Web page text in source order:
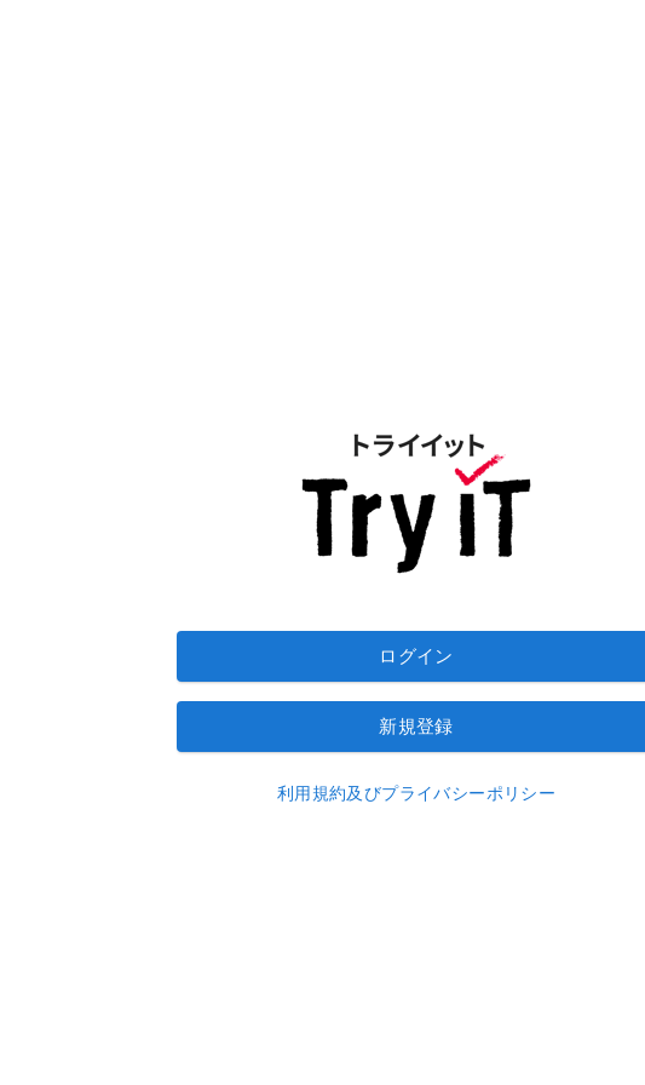
ログイン
新規登録
利用規約及びプライバシーポリシー